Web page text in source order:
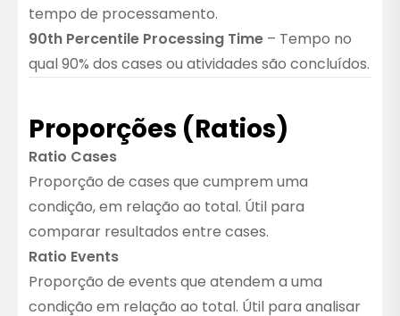
tempo de processamento.
90th Percentile Processing Time – Tempo no
qual 90% dos cases ou atividades são concluídos.
Proporções (Ratios)
Ratio Cases
Proporção de cases que cumprem uma
condição, em relação ao total. Útil para
comparar resultados entre cases.
Ratio Events
Proporção de events que atendem a uma
condição em relação ao total. Útil para analisar